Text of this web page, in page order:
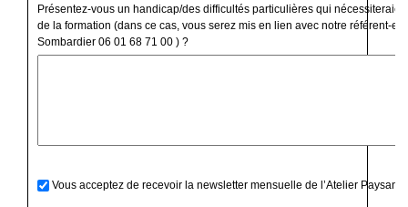
Présentez-vous un handicap/des difficultés particulières qui
de la formation (dans ce cas, vous serez mis en lien avec notre référent-e
Sombardier 06 01 68 71 00 ) ?
Vous acceptez de recevoir la newsletter mensuelle de l’Atelier Paysan